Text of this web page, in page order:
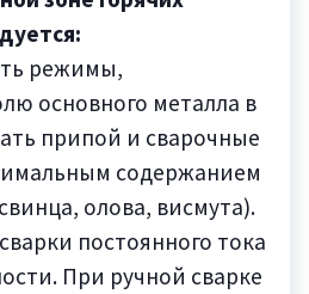
режимы,
основного металла в
припой и сварочные
содержанием
олова, висмута).
постоянного тока
При ручной сварке